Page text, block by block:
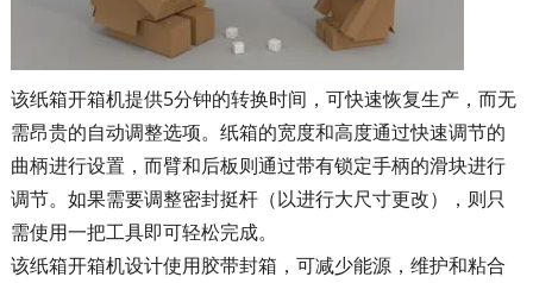
该纸箱开箱机提供5分钟的转换时间，可快速恢复生产，而无
需昂贵的自动调整选项。纸箱的宽度和高度通过快速调节的
曲柄进行设置，而臂和后板则通过带有锁定手柄的滑块进行
调节。如果需要调整密封挺杆（以进行大尺寸更改），则只
需使用一把工具即可轻松完成。
该纸箱开箱机设计使用胶带封箱，可减少能源，维护和粘合